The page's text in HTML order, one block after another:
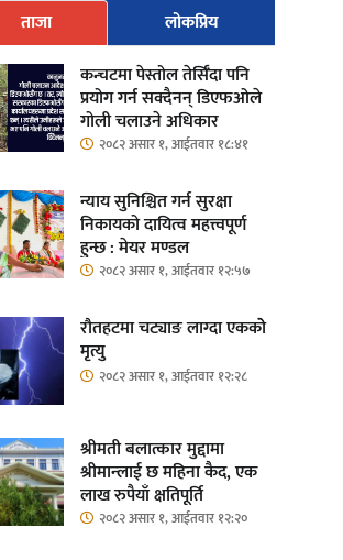
ताजा
लोकप्रिय
कन्चटमा पेस्तोल तेर्सिँदा पनि
प्रयोग गर्न सक्दैनन् डिएफओले
गोली चलाउने अधिकार
२०८२ असार १, आईतवार १८:४१
न्याय सुनिश्चित गर्न सुरक्षा
निकायको दायित्व महत्त्वपूर्ण
हुन्छ : मेयर मण्डल
२०८२ असार १, आईतवार १२:५७
रौतहटमा चट्याङ लाग्दा एककोे
मृत्यु
२०८२ असार १, आईतवार १२:२८
श्रीमती बलात्कार मुद्दामा
श्रीमान्लाई छ महिना कैद, एक
लाख रुपैयाँ क्षतिपूर्ति
२०८२ असार १, आईतवार १२:२०